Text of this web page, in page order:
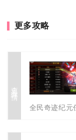
更多攻略
查看详情